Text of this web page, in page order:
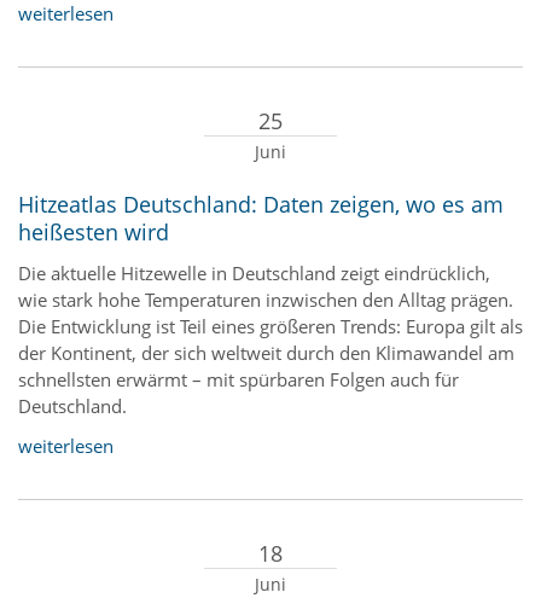
weiterlesen
25
Juni
Hitzeatlas Deutschland: Daten zeigen, wo es am
heißesten wird
Die aktuelle Hitzewelle in Deutschland zeigt eindrücklich,
wie stark hohe Temperaturen inzwischen den Alltag prägen.
Die Entwicklung ist Teil eines größeren Trends: Europa gilt als
der Kontinent, der sich weltweit durch den Klimawandel am
schnellsten erwärmt – mit spürbaren Folgen auch für
Deutschland.
weiterlesen
18
Juni